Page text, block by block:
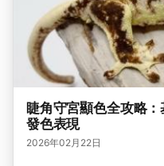
睫角守宮顯色全攻略
發色表現
2026年02月22日